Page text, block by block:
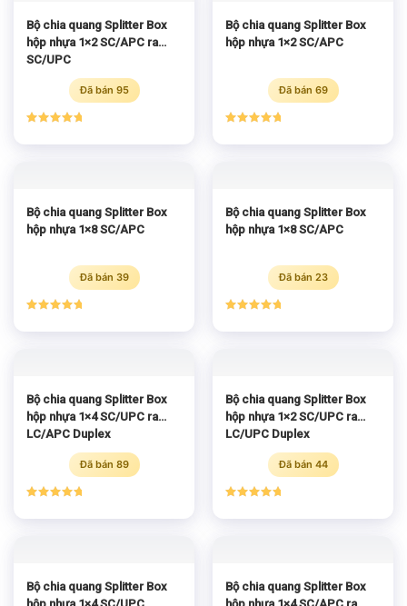
Bộ chia quang Splitter Box
hộp nhựa 1×2 SC/APC ra
SC/UPC
Đã bán 95
hạng5.00
Bộ chia quang Splitter Box
hộp nhựa 1×2 SC/APC
Đã bán 69
hạng5.00
Bộ chia quang Splitter Box
hộp nhựa 1×8 SC/APC
Đã bán 39
hạng5.00
Bộ chia quang Splitter Box
hộp nhựa 1×8 SC/APC
Đã bán 23
hạng5.00
Bộ chia quang Splitter Box
hộp nhựa 1×4 SC/UPC ra
LC/APC Duplex
Đã bán 89
hạng5.00
Bộ chia quang Splitter Box
hộp nhựa 1×2 SC/UPC ra
LC/UPC Duplex
Đã bán 44
hạng5.00
Bộ chia quang Splitter Box
Bộ chia quang Splitter Box